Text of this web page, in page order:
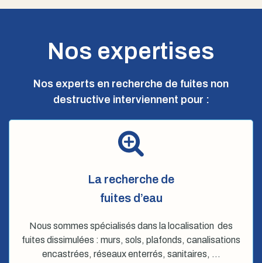
Nos expertises
Nos experts en recherche de fuites non
destructive interviennent pour :
La recherche de
fuites d’eau
Nous sommes spécialisés dans la localisation des
fuites dissimulées : murs, sols, plafonds, canalisations
encastrées, réseaux enterrés, sanitaires, …